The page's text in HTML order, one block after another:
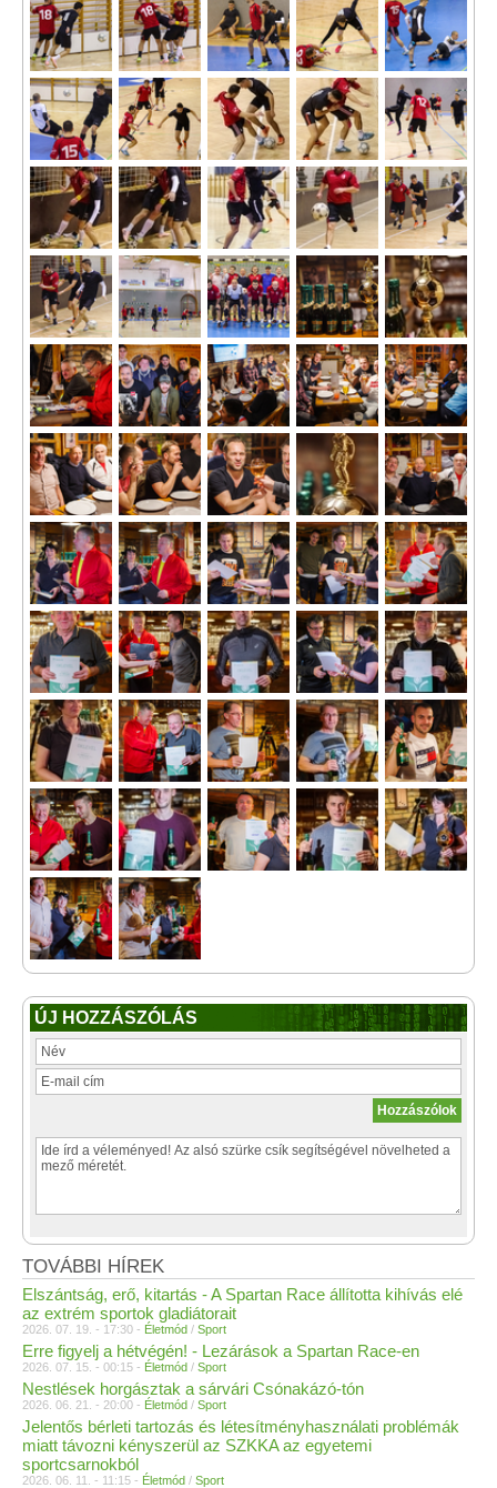
ÚJ HOZZÁSZÓLÁS
TOVÁBBI HÍREK
Elszántság, erő, kitartás - A Spartan Race állította kihívás elé
az extrém sportok gladiátorait
2026. 07. 19. - 17:30 - Életmód / Sport
Erre figyelj a hétvégén! - Lezárások a Spartan Race-en
2026. 07. 15. - 00:15 - Életmód / Sport
Nestlések horgásztak a sárvári Csónakázó-tón
2026. 06. 21. - 20:00 - Életmód / Sport
Jelentős bérleti tartozás és létesítményhasználati problémák
miatt távozni kényszerül az SZKKA az egyetemi
sportcsarnokból
2026. 06. 11. - 11:15 - Életmód / Sport